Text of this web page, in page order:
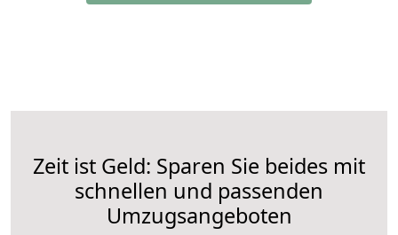
Zeit ist Geld: Sparen Sie beides mit
schnellen und passenden
Umzugsangeboten